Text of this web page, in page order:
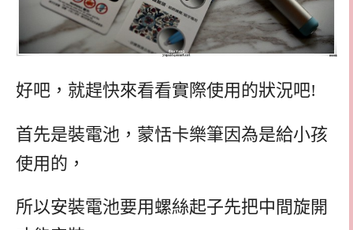
好吧，就趕快來看看實際使用的狀況吧!
首先是裝電池，蒙恬卡樂筆因為是給小孩
使用的，
所以安裝電池要用螺絲起子先把中間旋開